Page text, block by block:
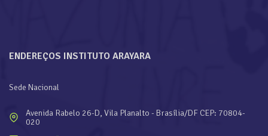
ENDEREÇOS INSTITUTO ARAYARA
Sede Nacional
Avenida Rabelo 26-D, Vila Planalto - Brasília/DF CEP: 70804-
020